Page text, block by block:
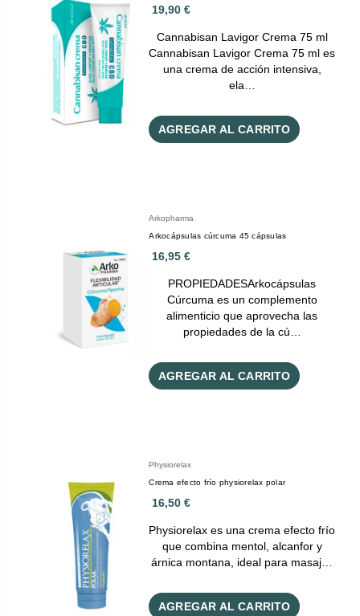
19,90 €
Cannabisan Lavigor Crema 75 ml
Cannabisan Lavigor Crema 75 ml es
una crema de acción intensiva,
ela…
AGREGAR AL CARRITO
Arkopharma
Arkocápsulas cúrcuma 45 cápsulas
16,95 €
PROPIEDADESArkocápsulas
Cúrcuma es un complemento
alimenticio que aprovecha las
propiedades de la cú…
AGREGAR AL CARRITO
Physiorelax
Crema efecto frío physiorelax polar
16,50 €
Physiorelax es una crema efecto frío
que combina mentol, alcanfor y
árnica montana, ideal para masaj…
AGREGAR AL CARRITO